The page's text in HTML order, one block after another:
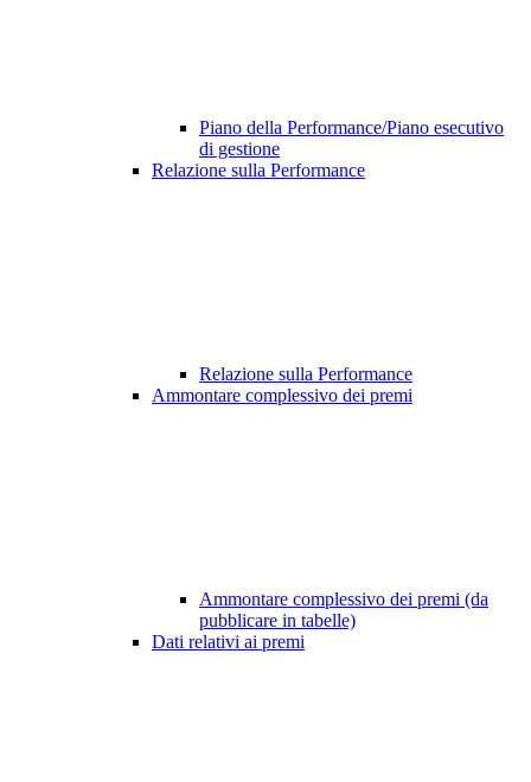
Piano della Performance/Piano esecutivo
di gestione
Relazione sulla Performance
Relazione sulla Performance
Ammontare complessivo dei premi
Ammontare complessivo dei premi (da
pubblicare in tabelle)
Dati relativi ai premi